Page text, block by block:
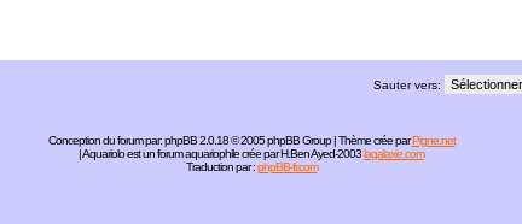
Sauter vers:
Conception du forum par:phpBB2.0.18 © 2005 phpBB Group | Thème crée parPigne.net
| Aquariolo est un forum aquariophile crée par H.Ben Ayed-2003lagalaxie.com
Traduction par :phpBB-fr.com